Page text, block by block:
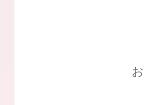
スキンケア人気
ド